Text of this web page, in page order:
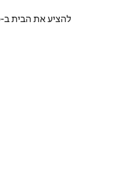
להציע את הבית ב-Airbnb